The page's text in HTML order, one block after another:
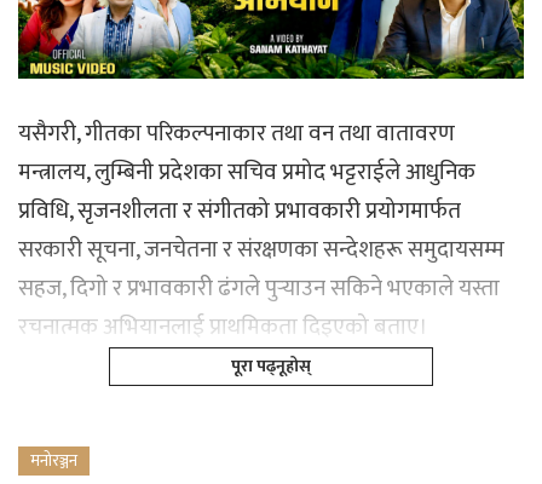
यसैगरी, गीतका परिकल्पनाकार तथा वन तथा वातावरण
मन्त्रालय, लुम्बिनी प्रदेशका सचिव प्रमोद भट्टराईले आधुनिक
प्रविधि, सृजनशीलता र संगीतको प्रभावकारी प्रयोगमार्फत
सरकारी सूचना, जनचेतना र संरक्षणका सन्देशहरू समुदायसम्म
सहज, दिगो र प्रभावकारी ढंगले पुर्‍याउन सकिने भएकाले यस्ता
रचनात्मक अभियानलाई प्राथमिकता दिइएको बताए।
पूरा पढ्नूहोस्
मनोरञ्जन